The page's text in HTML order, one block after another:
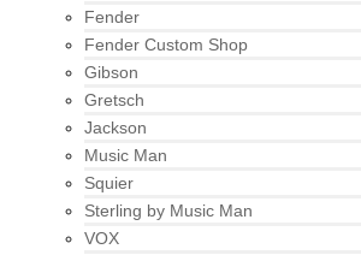
Fender
Fender Custom Shop
Gibson
Gretsch
Jackson
Music Man
Squier
Sterling by Music Man
VOX